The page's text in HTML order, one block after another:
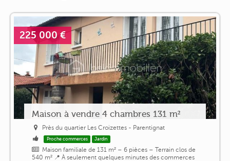
225 000 €
Maison à vendre 4 chambres 131 m²
Près du quartier Les Croizettes - Parentignat
Proche commerces Jardin
Maison familiale de 131 m² – 6 pièces – Terrain clos de
540 m² 📍 À seulement quelques minutes des commerces